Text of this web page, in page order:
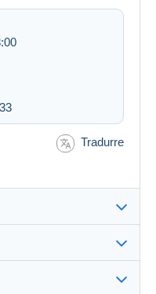
Tradurre